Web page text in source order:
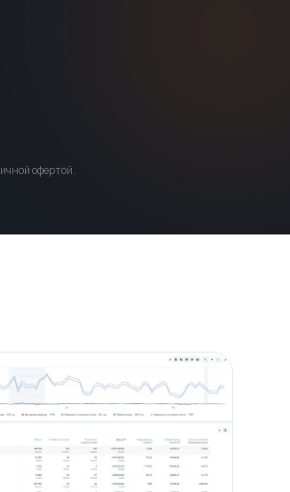
офертой.